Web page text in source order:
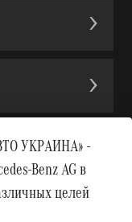
УКРАИНА» -
Benz AG в
целей